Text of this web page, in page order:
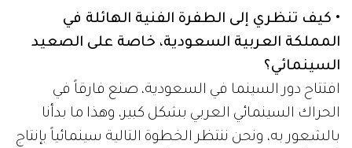
• كيف تنظري إلى الطفرة الفنية الهائلة في
المملكة العربية السعودية، خاصة على الصعيد
السينمائي؟
افتتاح دور السينما في السعودية، صنع فارقاً في
الحراك السينمائي العربي بشكل كبير، وهذا ما بدأنا
بالشعور به، ونحن ننتظر الخطوة التالية سينمائياً بإنتاج